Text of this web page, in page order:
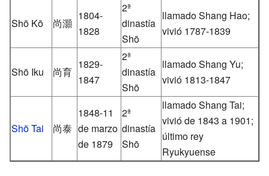
Shō Kō 尚灝
1804-
1828
2ª
dinastía
Shō
llamado Shang Hao;
vivió 1787-1839
Shō Iku 尚育
1829-
1847
2ª
dinastía
Shō
llamado Shang Yu;
vivió 1813-1847
Shō Tai 尚泰
1848-11
de marzo
de 1879
2ª
dinastía
Shō
llamado Shang Tai;
vivió de 1843 a 1901;
último rey
Ryukyuense